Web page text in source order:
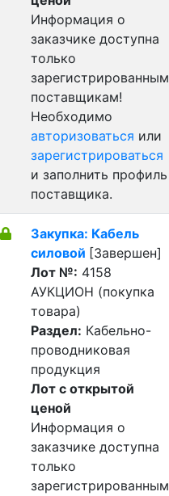
Информация о
заказчике доступна
только
зарегистрированным
поставщикам!
Необходимо
авторизоваться или
зарегистрироваться
и заполнить профиль
поставщика.
Закупка: Кабель
силовой [Завершен]
Лот №: 4158
АУКЦИОН (покупка
товара)
Раздел: Кабельно-
проводниковая
продукция
Лот с открытой
ценой
Информация о
заказчике доступна
только
зарегистрированным